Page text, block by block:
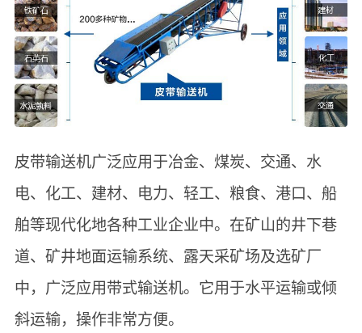
皮带输送机广泛应用于冶金、煤炭、交通、水
电、化工、建材、电力、轻工、粮食、港口、船
舶等现代化地各种工业企业中。在矿山的井下巷
道、矿井地面运输系统、露天采矿场及选矿厂
中，广泛应用带式输送机。它用于水平运输或倾
斜运输，操作非常方便。